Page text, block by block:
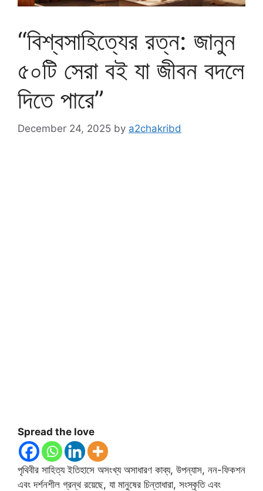
“বিশ্বসাহিত্যের রত্ন: জানুন
৫০টি সেরা বই যা জীবন বদলে
দিতে পারে”
December 24, 2025 by a2chakribd
Spread the love
পৃথিবীর সাহিত্য ইতিহাসে অসংখ্য অসাধারণ কাব্য, উপন্যাস, নন-ফিকশন
এবং দর্শনশীল গ্রন্থ রয়েছে, যা মানুষের চিন্তাধারা, সংস্কৃতি এবং